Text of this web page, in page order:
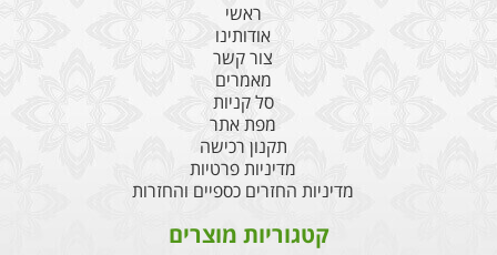
ראשי
אודותינו
צור קשר
מאמרים
סל קניות
מפת אתר
תקנון רכישה
מדיניות פרטיות
מדיניות החזרים כספיים והחזרות
קטגוריות מוצרים